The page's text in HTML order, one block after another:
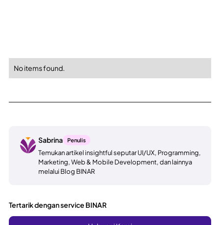
No items found.
Sabrina Penulis
Temukan artikel insightful seputar UI/UX, Programming,
Marketing, Web & Mobile Development, dan lainnya
melalui Blog BINAR
Tertarik dengan service BINAR